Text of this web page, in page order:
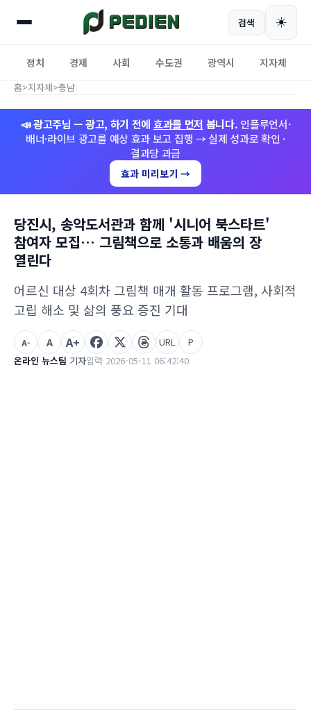
검색 ☀️
정치 경제 사회 수도권 광역시 지자체
홈>지자체>충남
📣 광고주님 — 광고, 하기 전에 효과를 먼저 봅니다. 인플루언서·
배너·라이브 광고를 예상 효과 보고 집행 → 실제 성과로 확인 ·
결과당 과금
효과 미리보기 →
당진시, 송악도서관과 함께 '시니어 북스타트'
참여자 모집… 그림책으로 소통과 배움의 장
열린다
어르신 대상 4회차 그림책 매개 활동 프로그램, 사회적
고립 해소 및 삶의 풍요 증진 기대
온라인 뉴스팀 기자입력 2026-05-11 06:42:40
A- A A+ URL P